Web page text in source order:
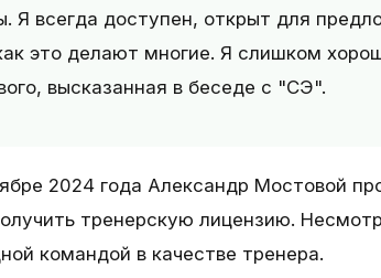
Я всегда доступен, открыт для
это делают многие. Я слишком
высказанная в беседе с "СЭ".
2024 года Александр Мостовой
тренерскую лицензию.
командой в качестве тренера.